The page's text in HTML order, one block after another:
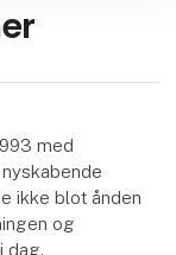
med
ikke blot ånden
og
dag.